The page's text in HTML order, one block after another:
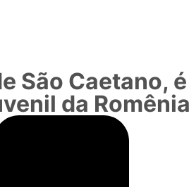
São Caetano,
da Romênia